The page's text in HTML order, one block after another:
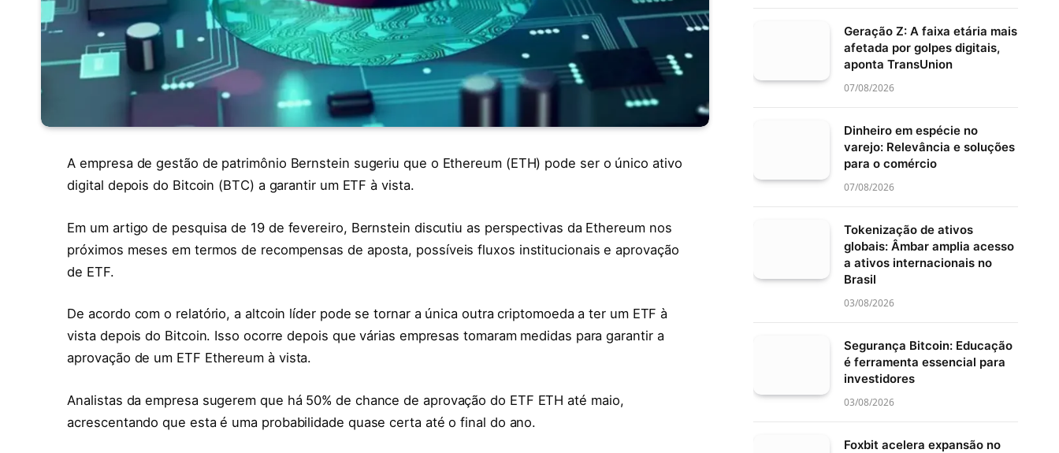
A empresa de gestão de patrimônio Bernstein sugeriu que o Ethereum (ETH) pode ser o único ativo
digital depois do Bitcoin (BTC) a garantir um ETF à vista.
Em um artigo de pesquisa de 19 de fevereiro, Bernstein discutiu as perspectivas da Ethereum nos
próximos meses em termos de recompensas de aposta, possíveis fluxos institucionais e aprovação
de ETF.
De acordo com o relatório, a altcoin líder pode se tornar a única outra criptomoeda a ter um ETF à
vista depois do Bitcoin. Isso ocorre depois que várias empresas tomaram medidas para garantir a
aprovação de um ETF Ethereum à vista.
Analistas da empresa sugerem que há 50% de chance de aprovação do ETF ETH até maio,
acrescentando que esta é uma probabilidade quase certa até o final do ano.
Geração Z: A faixa etária mais
afetada por golpes digitais,
aponta TransUnion
07/08/2026
Dinheiro em espécie no
varejo: Relevância e soluções
para o comércio
07/08/2026
Tokenização de ativos
globais: Âmbar amplia acesso
a ativos internacionais no
Brasil
03/08/2026
Segurança Bitcoin: Educação
é ferramenta essencial para
investidores
03/08/2026
Foxbit acelera expansão no